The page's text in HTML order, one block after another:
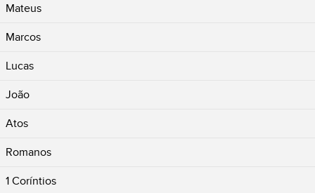
Mateus
Marcos
Lucas
João
Atos
Romanos
1 Coríntios